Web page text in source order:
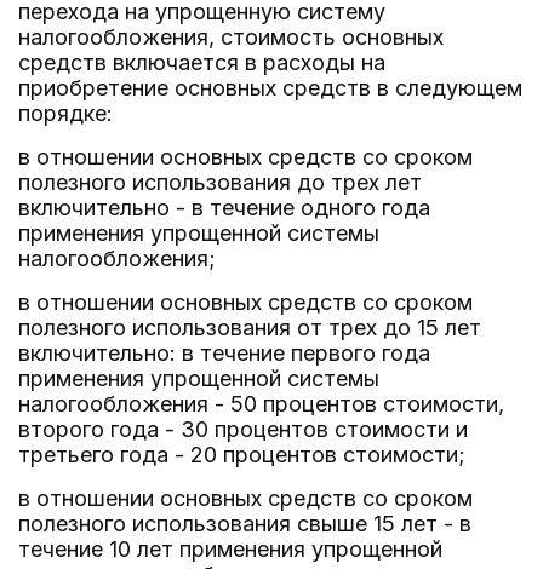
перехода на упрощенную систему
налогообложения, стоимость основных
средств включается в расходы на
приобретение основных средств в следующем
порядке:
в отношении основных средств со сроком
полезного использования до трех лет
включительно - в течение одного года
применения упрощенной системы
налогообложения;
в отношении основных средств со сроком
полезного использования от трех до 15 лет
включительно: в течение первого года
применения упрощенной системы
налогообложения - 50 процентов стоимости,
второго года - 30 процентов стоимости и
третьего года - 20 процентов стоимости;
в отношении основных средств со сроком
полезного использования свыше 15 лет - в
течение 10 лет применения упрощенной